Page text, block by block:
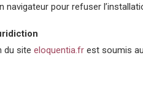
navigateur pour refuser
du site eloquentia.fr est soumis